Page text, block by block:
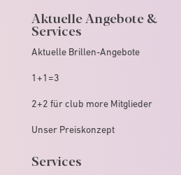
Aktuelle Angebote &
Services
Aktuelle Brillen-Angebote
1+1=3
2+2 für club more Mitglieder
Unser Preiskonzept
Services